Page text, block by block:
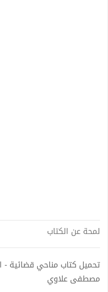
لمحة عن الكتاب
مصطفى علاوي